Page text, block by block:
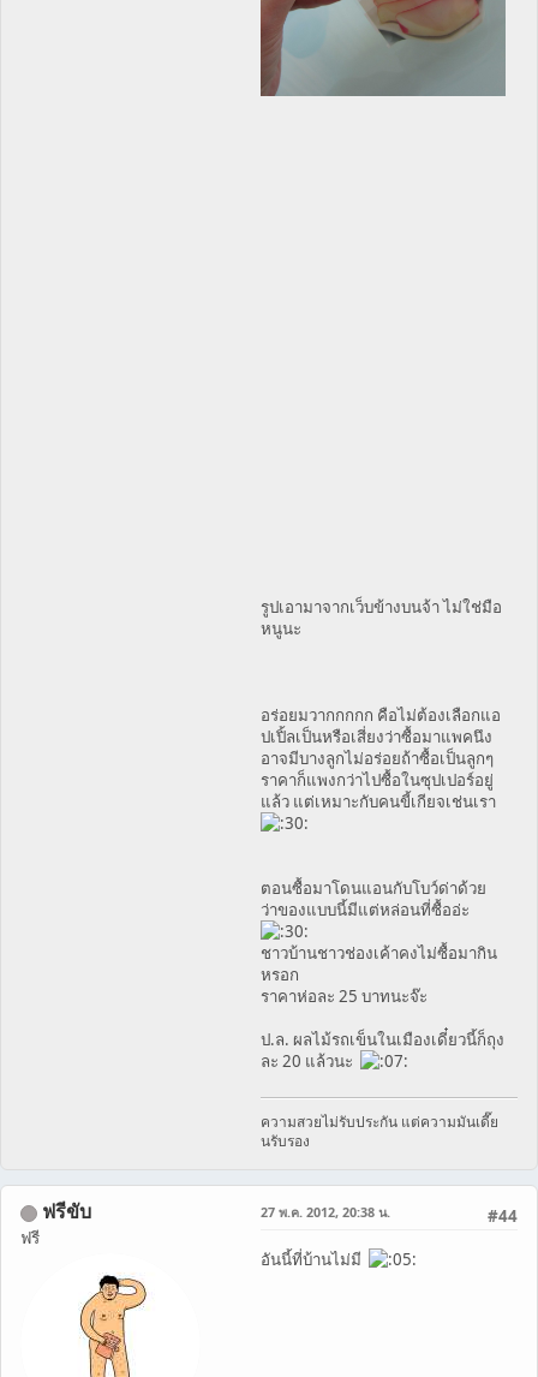
รูปเอามาจากเว็บข้างบนจ้า ไม่ใช่มือ
หนูนะ
อร่อยมวากกกกก คือไม่ต้องเลือกแอ
ปเปิ้ลเป็นหรือเสี่ยงว่าซื้อมาแพคนึง
อาจมีบางลูกไม่อร่อยถ้าซื้อเป็นลูกๆ
ราคาก็แพงกว่าไปซื้อในซุปเปอร์อยู่
แล้ว แต่เหมาะกับคนขี้เกียจเช่นเรา
ตอนซื้อมาโดนแอนกับโบว์ด่าด้วย
ว่าของแบบนี้มีแต่หล่อนที่ซื้ออ่ะ
ชาวบ้านชาวช่องเค้าคงไม่ซื้อมากิน
หรอก
ราคาห่อละ 25 บาทนะจ๊ะ
ป.ล. ผลไม้รถเข็นในเมืองเดี๋ยวนี้ก็ถุง
ละ 20 แล้วนะ
ความสวยไม่รับประกัน แต่ความมันเดี๊ย
นรับรอง
ฟรีขับ
ฟรี
#44
27 พ.ค. 2012, 20:38 น.
อันนี้ที่บ้านไม่มี